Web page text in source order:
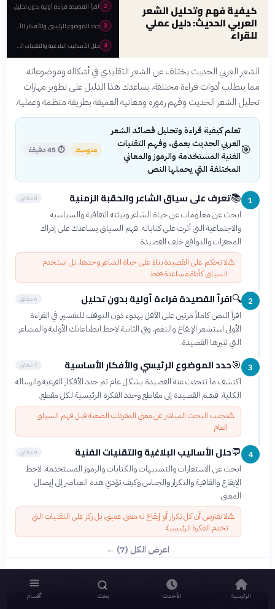
كيفية فهم وتحليل الشعر
العربي الحديث: دليل عملي
للقراء
2 اقرأ القصيدة قراءة أولية بدون تحليل
3 حدد الموضوع الرئيسي والأفكار الأساسية
4 حلل الأساليب البلاغية والتقنيات الفنية
الشعر العربي الحديث يختلف عن الشعر التقليدي في أشكاله وموضوعاته،
مما يتطلب أدوات قراءة مختلفة. يساعدك هذا الدليل على تطوير مهارات
تحليل الشعر الحديث وفهم رموزه ومعانيه العميقة بطريقة منظمة وعملية.
🎯
تعلم كيفية قراءة وتحليل قصائد الشعر
العربي الحديث بعمق، وفهم التقنيات
الفنية المستخدمة والرموز والمعاني
المختلفة التي يحملها النص
متوسط ⏱45 دقيقة
1
📚تعرف على سياق الشاعر والحقبة الزمنية 8 دقائق
ابحث عن معلومات عن حياة الشاعر وبيئته الثقافية والسياسية
والاجتماعية التي أثرت على كتاباته. فهم السياق يساعدك على إدراك
المحفزات والدوافع خلف القصيدة.
⚠️لا تحكم على القصيدة بناءً على حياة الشاعر وحدها، بل استخدم
السياق كأداة مساعدة فقط
2
🔍اقرأ القصيدة قراءة أولية بدون تحليل 6 دقائق
اقرأ النص كاملاً مرتين على الأقل بهدوء دون التوقف للتفسير. في القراءة
الأولى استشعر الإيقاع والنغم، وفي الثانية لاحظ انطباعاتك الأولية والمشاعر
التي تثيرها القصيدة.
3
🎯حدد الموضوع الرئيسي والأفكار الأساسية 7 دقائق
اكتشف ما تتحدث عنه القصيدة بشكل عام ثم حدد الأفكار الفرعية والرسالة
الكلية. قسّم القصيدة إلى مقاطع وحدد الفكرة الرئيسية لكل مقطع.
⚠️تجنب البحث المباشر عن معنى المفردات الصعبة قبل فهم السياق
العام
4
💬حلل الأساليب البلاغية والتقنيات الفنية 9 دقائق
ابحث عن الاستعارات والتشبيهات والكنايات والرموز المستخدمة. لاحظ
الإيقاع والقافية والتكرار والجناس وكيف تؤدي هذه العناصر إلى إيصال
المعنى.
⚠️لا تفترض أن كل تكرار أو إيقاع له معنى عميق، بل ركز على التقنيات التي
تخدم الفكرة الرئيسية
اعرض الكل (7) ←
الرئيسية الأحدث بحث أقسام